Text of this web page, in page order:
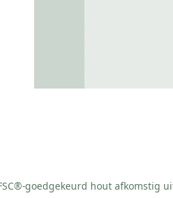
goedgekeurd hout afkomstig